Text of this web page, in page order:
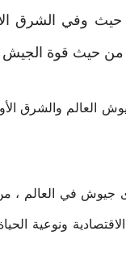
وفي الشرق
من حيث قوة
جيوش في العالم ،
ونوعية